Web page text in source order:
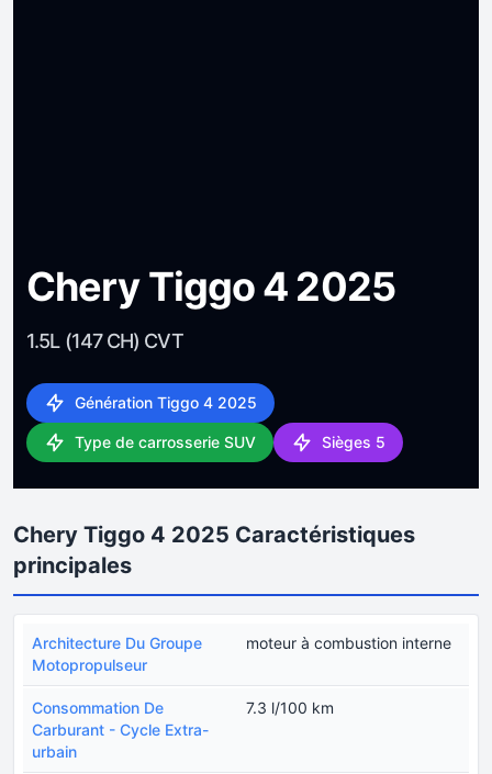
Chery Tiggo 4 2025
1.5L (147 CH) CVT
Génération Tiggo 4 2025
Type de carrosserie SUV Sièges 5
Chery Tiggo 4 2025 Caractéristiques
principales
Architecture Du Groupe
Motopropulseur
moteur à combustion interne
Consommation De
Carburant - Cycle Extra-
urbain
7.3 l/100 km